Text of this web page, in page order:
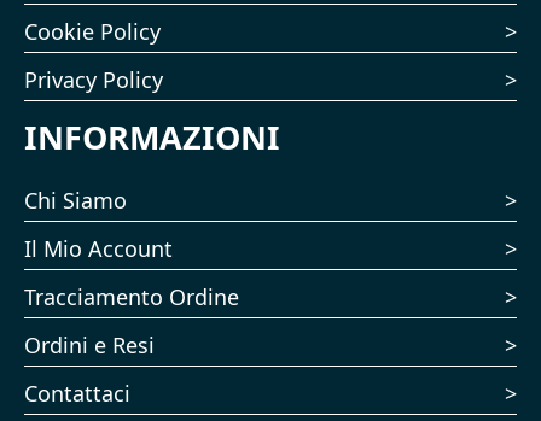
Cookie Policy
Privacy Policy
INFORMAZIONI
Chi Siamo
Il Mio Account
Tracciamento Ordine
Ordini e Resi
Contattaci